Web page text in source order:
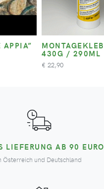
APPIA”
430G / 290ML
€ 22,90
LIEFERUNG AB 90 EURO
Österreich und Deutschland